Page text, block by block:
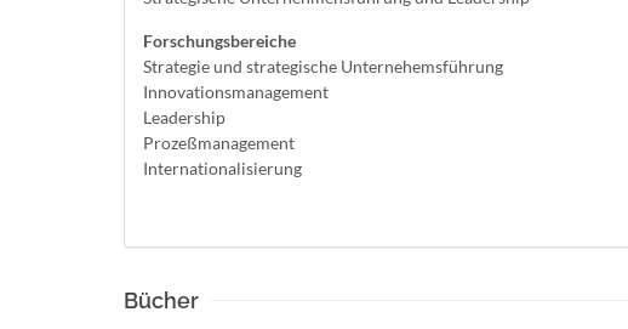
Forschungsbereiche
Strategie und strategische Unternehemsführung
Innovationsmanagement
Leadership
Prozeßmanagement
Internationalisierung
Bücher